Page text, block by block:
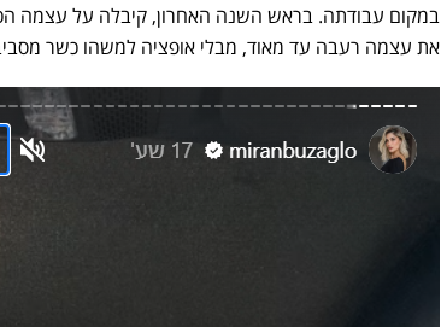
במקום עבודתה. בראש השנה האחרון, קיבלה על עצמה
את עצמה רעבה עד מאוד, מבלי אופציה למשהו כשר